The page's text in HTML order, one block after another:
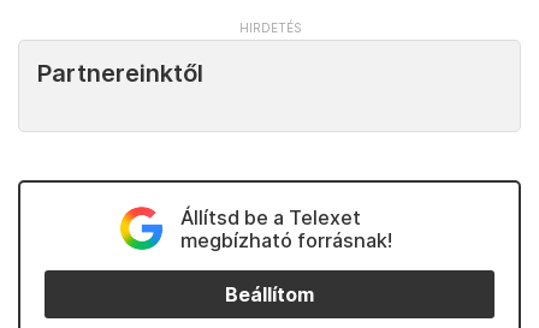
Partnereinktől
Állítsd be a Telexet
megbízható forrásnak!
Beállítom